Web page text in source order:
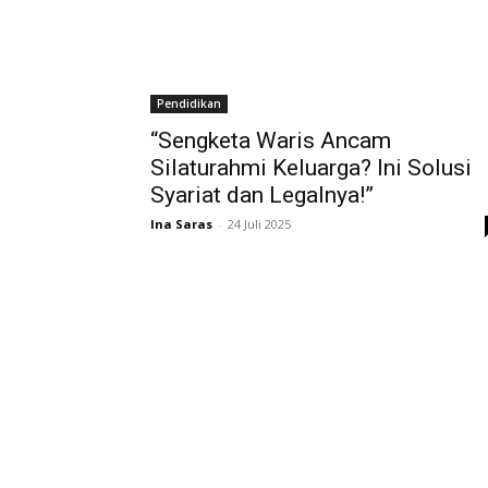
Pendidikan
“Sengketa Waris Ancam
Silaturahmi Keluarga? Ini Solusi
Syariat dan Legalnya!”
Ina Saras - 24 Juli 2025